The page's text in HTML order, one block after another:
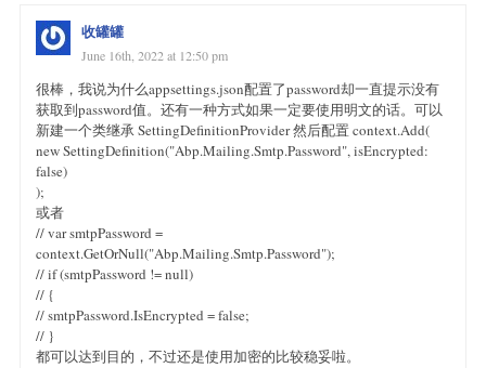
收罐罐
June 16th, 2022 at 12:50 pm
很棒，我说为什么appsettings.json配置了password却一直提示没有
获取到password值。还有一种方式如果一定要使用明文的话。可以
新建一个类继承 SettingDefinitionProvider 然后配置 context.Add(
new SettingDefinition("Abp.Mailing.Smtp.Password", isEncrypted:
false)
);
或者
// var smtpPassword =
context.GetOrNull("Abp.Mailing.Smtp.Password");
// if (smtpPassword != null)
// {
// smtpPassword.IsEncrypted = false;
// }
都可以达到目的，不过还是使用加密的比较稳妥啦。